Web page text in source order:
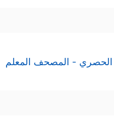
الحصري - المصحف المعلم